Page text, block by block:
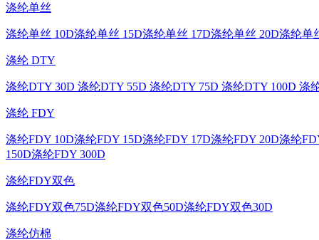
涤纶单丝
涤纶单丝 10D涤纶单丝 15D涤纶单丝 17D涤纶单丝 20D涤纶单
涤纶 DTY
涤纶DTY 30D 涤纶DTY 55D 涤纶DTY 75D 涤纶DTY 100D 涤
涤纶 FDY
涤纶FDY 10D涤纶FDY 15D涤纶FDY 17D涤纶FDY 20D涤纶
150D涤纶FDY 300D
涤纶FDY双色
涤纶FDY双色75D涤纶FDY双色50D涤纶FDY双色30D
涤纶仿棉